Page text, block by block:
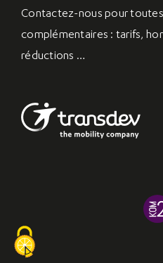
Contactez-nous pour
complémentaires : tarifs,
réductions …